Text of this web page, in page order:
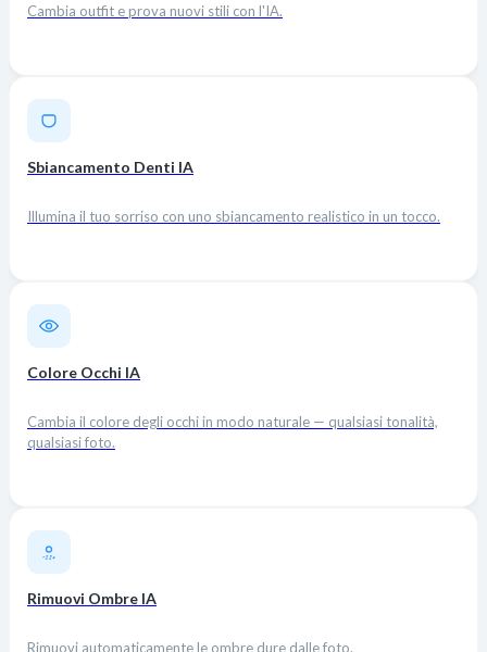
Cambia outfit e prova nuovi stili con l'IA.
Sbiancamento Denti IA
Illumina il tuo sorriso con uno sbiancamento realistico in un tocco.
Colore Occhi IA
Cambia il colore degli occhi in modo naturale — qualsiasi tonalità,
qualsiasi foto.
Rimuovi Ombre IA
Rimuovi automaticamente le ombre dure dalle foto.